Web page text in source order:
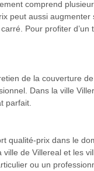
comprend
peut aussi augmenter
Pour profiter d’un
de la couverture
Dans la ville
parfait.
qualité-prix dans le
de Villereal et les
ou un